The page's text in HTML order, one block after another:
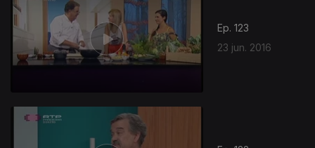
Ep. 123
23 jun. 2016